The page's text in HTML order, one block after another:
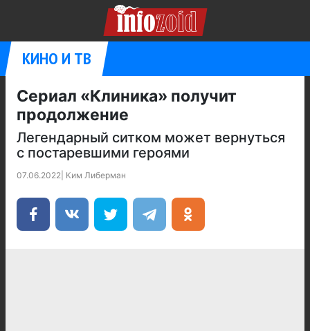
КИНО И ТВ
Сериал «Клиника» получит
продолжение
Легендарный ситком может вернуться
с постаревшими героями
07.06.2022 Ким Либерман